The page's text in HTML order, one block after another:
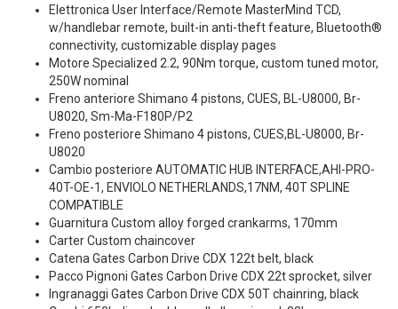
Elettronica User Interface/Remote MasterMind TCD,
w/handlebar remote, built-in anti-theft feature, Bluetooth®
connectivity, customizable display pages
Motore Specialized 2.2, 90Nm torque, custom tuned motor,
250W nominal
Freno anteriore Shimano 4 pistons, CUES, BL-U8000, Br-
U8020, Sm-Ma-F180P/P2
Freno posteriore Shimano 4 pistons, CUES,BL-U8000, Br-
U8020
Cambio posteriore AUTOMATIC HUB INTERFACE,AHI-PRO-
40T-OE-1, ENVIOLO NETHERLANDS,17NM, 40T SPLINE
COMPATIBLE
Guarnitura Custom alloy forged crankarms, 170mm
Carter Custom chaincover
Catena Gates Carbon Drive CDX 122t belt, black
Pacco Pignoni Gates Carbon Drive CDX 22t sprocket, silver
Ingranaggi Gates Carbon Drive CDX 50T chainring, black